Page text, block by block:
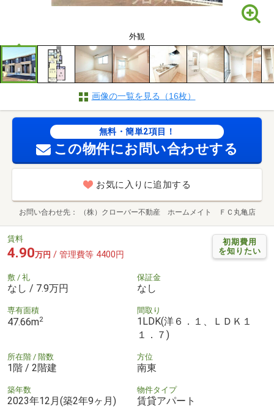
外観
画像の一覧を見る（16枚）
無料・簡単2項目！
この物件にお問い合わせする
お気に入りに追加する
お問い合わせ先 （株）クローバー不動産 ホームメイト ＦＣ丸亀店
初期費用
を知りたい
賃料
4.90万円 / 管理費等 4400円
敷 / 礼
なし / 7.9万円
保証金
なし
専有面積
47.66m2
間取り
1LDK(洋６．１、ＬＤＫ１
１．７)
所在階 / 階数
1階 / 2階建
方位
南東
築年数
2023年12月(築2年9ヶ月)
物件タイプ
賃貸アパート